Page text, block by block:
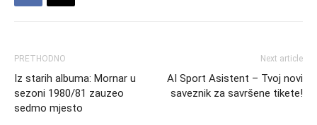
PRETHODNO
Iz starih albuma: Mornar u
sezoni 1980/81 zauzeo
sedmo mjesto
Next article
AI Sport Asistent – Tvoj novi
saveznik za savršene tikete!